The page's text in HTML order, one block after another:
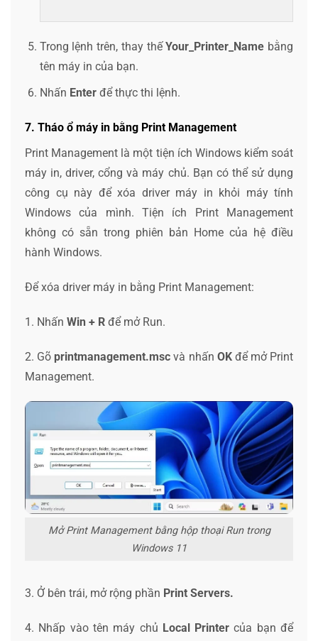
Trong lệnh trên, thay thếYour_Printer_Name bằng
tên máy in của bạn.
Nhấn Enterđể thực thi lệnh.
7. Tháo ổ máy in bằng Print Management
Print Management là một tiện ích Windows kiểm soát
máy in, driver, cổng và máy chủ. Bạn có thể sử dụng
công cụ này để xóa driver máy in khỏi máy tính
Windows của mình. Tiện ích Print Management
không có sẵn trong phiên bản Home của hệ điều
hành Windows.
Để xóa driver máy in bằng Print Management:
1. Nhấn Win + R để mở Run.
2. Gõ printmanagement.msc và nhấn OKđể mở Print
Management.
Mở Print Management bằng hộp thoại Run trong
Windows 11
3. Ở bên trái, mở rộng phần Print Servers.
4. Nhấp vào tên máy chủ Local Printer của bạn để